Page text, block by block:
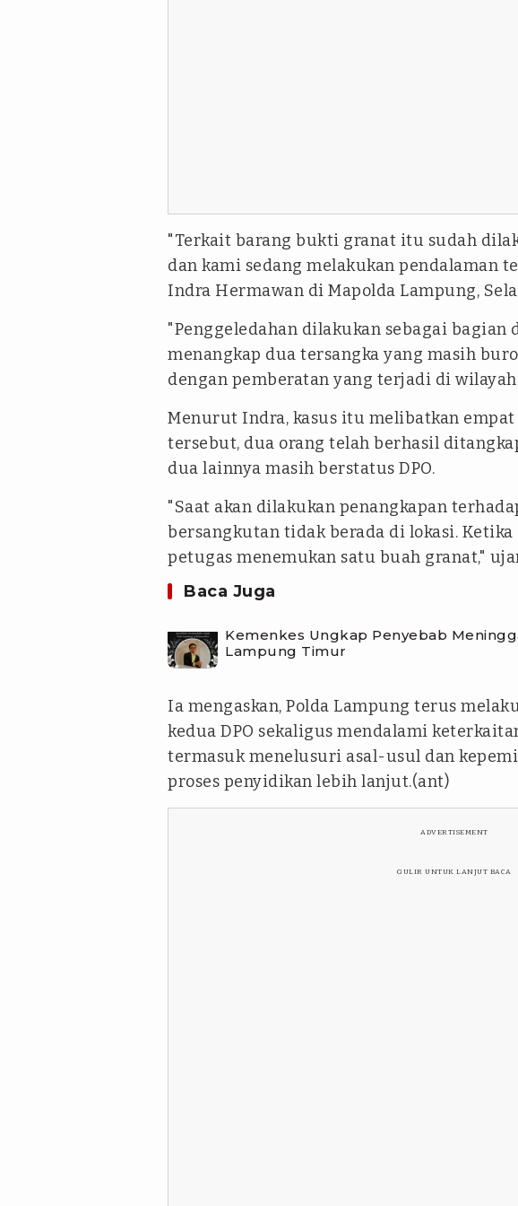
"Terkait barang bukti granat itu sudah
dan kami sedang melakukan pendalaman
Indra Hermawan di Mapolda Lampung,
"Penggeledahan dilakukan sebagai
menangkap dua tersangka yang masih
dengan pemberatan yang terjadi di
Menurut Indra, kasus itu melibatkan
tersebut, dua orang telah berhasil
dua lainnya masih berstatus DPO.
"Saat akan dilakukan penangkapan
bersangkutan tidak berada di lokasi.
petugas menemukan satu buah granat,"
Baca Juga
Kemenkes Ungkap Penyebab
Lampung Timur
Ia mengaskan, Polda Lampung terus
kedua DPO sekaligus mendalami
termasuk menelusuri asal-usul dan
proses penyidikan lebih lanjut.(ant)
ADVERTISEMENT
GULIR UNTUK LANJUT BACA